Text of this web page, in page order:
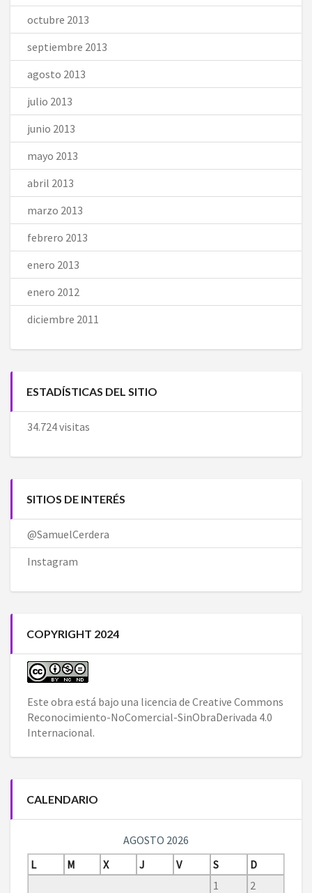
octubre 2013
septiembre 2013
agosto 2013
julio 2013
junio 2013
mayo 2013
abril 2013
marzo 2013
febrero 2013
enero 2013
enero 2012
diciembre 2011
ESTADÍSTICAS DEL SITIO
34.724 visitas
SITIOS DE INTERÉS
@SamuelCerdera
Instagram
COPYRIGHT 2024
Este obra está bajo una licencia de Creative Commons
Reconocimiento-NoComercial-SinObraDerivada 4.0
Internacional.
CALENDARIO
AGOSTO 2026
L
M X J V S
D
1
2